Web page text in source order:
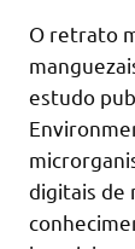
O retrato
estudo
digitais de